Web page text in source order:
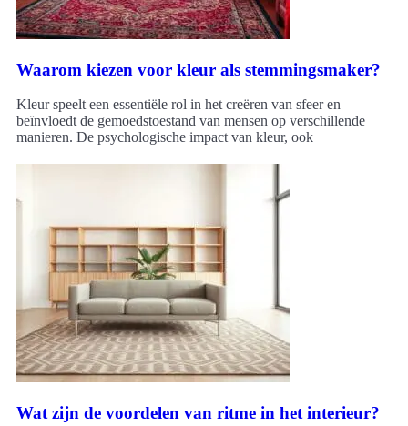
Waarom kiezen voor kleur als stemmingsmaker?
Kleur speelt een essentiële rol in het creëren van sfeer en
beïnvloedt de gemoedstoestand van mensen op verschillende
manieren. De psychologische impact van kleur, ook
Wat zijn de voordelen van ritme in het interieur?